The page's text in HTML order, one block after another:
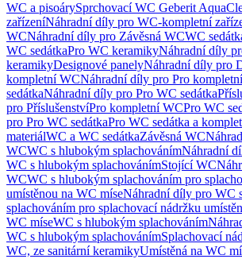
WC a pisoárySprchovací WC Geberit
zařízeníNáhradní díly pro WC-kompletní
WCNáhradní díly pro Závěsná WCWC
WC sedátkaPro WC keramikyNáhradní díly
keramikyDesignové panelyNáhradní díly pro
kompletní WCNáhradní díly pro Pro
sedátkaNáhradní díly pro Pro WC sedátka
pro PříslušenstvíPro kompletní WCPro WC
pro Pro WC sedátkaPro WC sedátka a
materiálWC a WC sedátkaZávěsná WC
WCWC s hlubokým splachovánímNáhradní
WC s hlubokým splachovánímStojící WC
WCWC s hlubokým splachováním pro
umístěnou na WC míseNáhradní díly pro WC
splachováním pro splachovací nádržku
WC míseWC s hlubokým splachováním
WC s hlubokým splachovánímSplachovací
WC, ze sanitární keramikyUmístěná na WC